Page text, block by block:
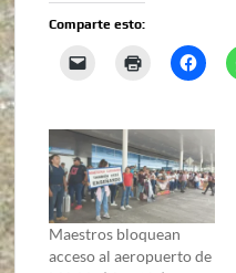
Comparte esto:
Maestros bloquean
acceso al aeropuerto de